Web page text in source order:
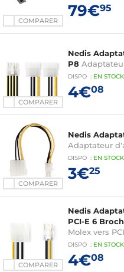
COMPARER
79€95
COMPARER
Nedis
P8
DISPO : EN STOCK
4€08
COMPARER
Nedis
Adaptateur
DISPO : EN STOCK
3€25
COMPARER
Nedis
PCI-E 6
Molex vers
DISPO : EN STOCK
4€08